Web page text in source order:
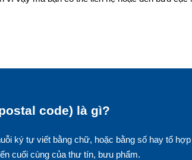
code) là gì?
ký tự viết bằng chữ, hoặc bằng số hay tổ
cuối cùng của thư tín, bưu phẩm.